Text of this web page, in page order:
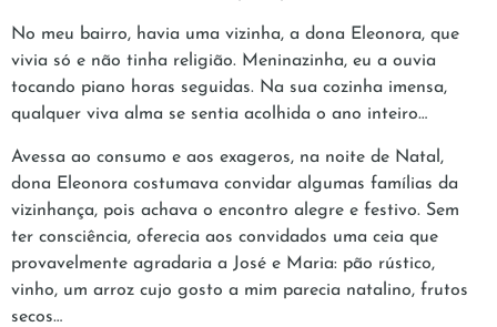
No meu bairro, havia uma vizinha, a dona Eleonora, que
vivia só e não tinha religião. Meninazinha, eu a ouvia
tocando piano horas seguidas. Na sua cozinha imensa,
qualquer viva alma se sentia acolhida o ano inteiro…
Avessa ao consumo e aos exageros, na noite de Natal,
dona Eleonora costumava convidar algumas famílias da
vizinhança, pois achava o encontro alegre e festivo. Sem
ter consciência, oferecia aos convidados uma ceia que
provavelmente agradaria a José e Maria: pão rústico,
vinho, um arroz cujo gosto a mim parecia natalino, frutos
secos…